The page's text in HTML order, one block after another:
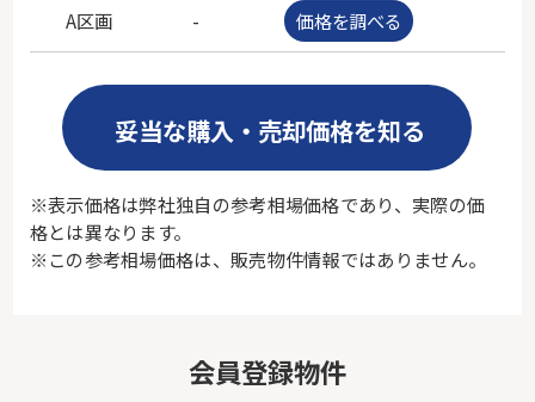
A区画 - 価格を調べる
妥当な購入・売却価格を知る
※表示価格は弊社独自の参考相場価格であり、実際の価
格とは異なります。
※この参考相場価格は、販売物件情報ではありません。
会員登録物件